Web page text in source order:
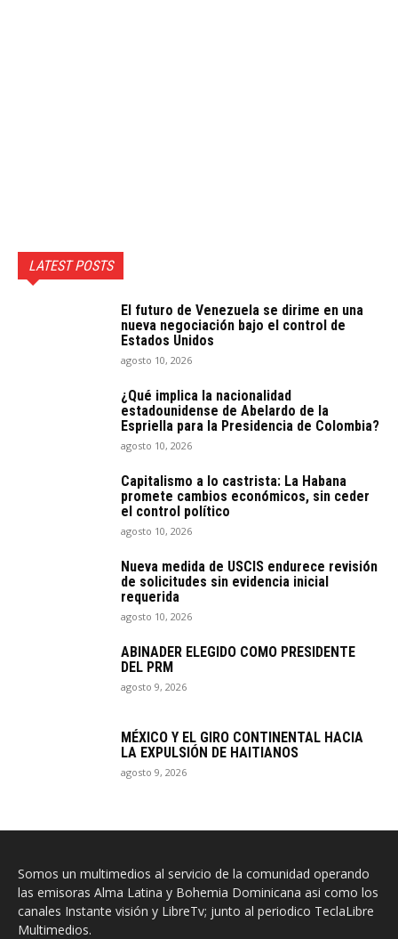
LATEST POSTS
El futuro de Venezuela se dirime en una
nueva negociación bajo el control de
Estados Unidos
agosto 10, 2026
¿Qué implica la nacionalidad
estadounidense de Abelardo de la
Espriella para la Presidencia de Colombia?
agosto 10, 2026
Capitalismo a lo castrista: La Habana
promete cambios económicos, sin ceder
el control político
agosto 10, 2026
Nueva medida de USCIS endurece revisión
de solicitudes sin evidencia inicial
requerida
agosto 10, 2026
ABINADER ELEGIDO COMO PRESIDENTE
DEL PRM
agosto 9, 2026
MÉXICO Y EL GIRO CONTINENTAL HACIA
LA EXPULSIÓN DE HAITIANOS
agosto 9, 2026
Somos un multimedios al servicio de la comunidad operando
las emisoras Alma Latina y Bohemia Dominicana asi como los
canales Instante visión y LibreTv; junto al periodico TeclaLibre
Multimedios.